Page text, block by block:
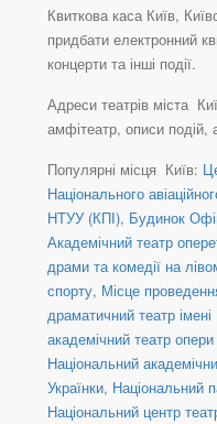
Квиткова каса Київ,
придбати електронний
концерти та інші події.
Адреси театрів міста
амфітеатр, описи подій,
Популярні місця Київ:
Національного
НТУУ (КПІ), Будинок
Академічний театр
драми та комедії на
спорту, Місце
драматичний театр
академічний театр
Національний
Українки, Національний
Національний центр